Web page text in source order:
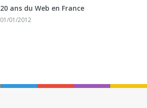
20 ans du Web en France
01/01/2012